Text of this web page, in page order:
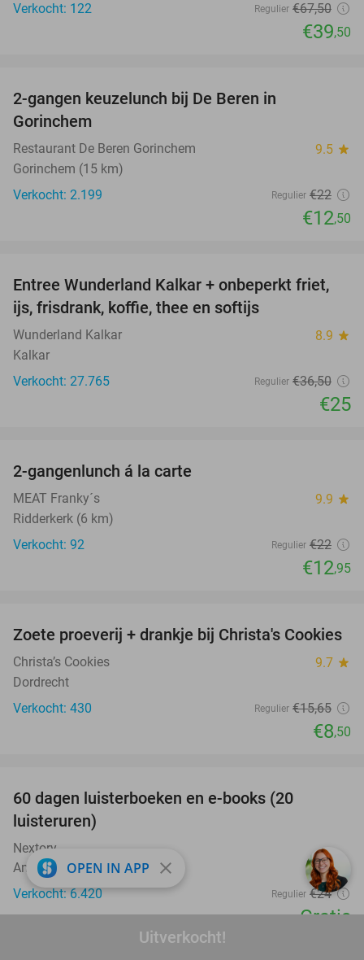
Uitverkocht!
Verkocht: 122
Regulier €67,50
€39,50
2-gangen keuzelunch bij De Beren in
Gorinchem
Restaurant De Beren Gorinchem 9.5 star
Gorinchem (15 km)
Verkocht: 2.199
Regulier €22
€12,50
32%
Entree Wunderland Kalkar + onbeperkt friet,
ijs, frisdrank, koffie, thee en softijs
Wunderland Kalkar 8.9 star
Kalkar
Verkocht: 27.765
Regulier €36,50
€25
2-gangenlunch á la carte
MEAT Franky´s 9.9 star
Ridderkerk (6 km)
Verkocht: 92
Regulier €22
€12,95
46%
Zoete proeverij + drankje bij Christa's Cookies
Christa’s Cookies 9.7 star
Dordrecht
Verkocht: 430
Regulier €15,65
€8,50
60 dagen luisterboeken en e-books (20
luisteruren)
Nextory
Amsterdam
Verkocht: 6.420
Regulier €24
Gratis
OPEN IN APP close